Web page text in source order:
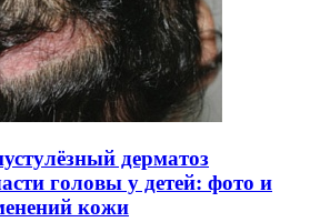
дерматоз
головы у детей: фото и
кожи